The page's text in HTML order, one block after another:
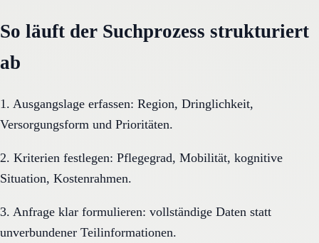
So läuft der Suchprozess strukturiert
ab
1. Ausgangslage erfassen: Region, Dringlichkeit,
Versorgungsform und Prioritäten.
2. Kriterien festlegen: Pflegegrad, Mobilität, kognitive
Situation, Kostenrahmen.
3. Anfrage klar formulieren: vollständige Daten statt
unverbundener Teilinformationen.